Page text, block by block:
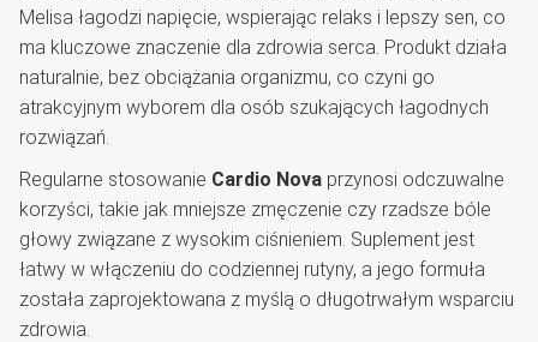
Melisa łagodzi napięcie, wspierając relaks i lepszy sen, co
ma kluczowe znaczenie dla zdrowia serca. Produkt działa
naturalnie, bez obciążania organizmu, co czyni go
atrakcyjnym wyborem dla osób szukających łagodnych
rozwiązań.
Regularne stosowanie Cardio Nova przynosi odczuwalne
korzyści, takie jak mniejsze zmęczenie czy rzadsze bóle
głowy związane z wysokim ciśnieniem. Suplement jest
łatwy w włączeniu do codziennej rutyny, a jego formuła
została zaprojektowana z myślą o długotrwałym wsparciu
zdrowia.